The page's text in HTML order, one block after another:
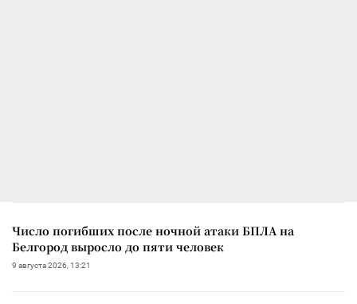
Число погибших после ночной атаки БПЛА на
Белгород выросло до пяти человек
9 августа 2026, 13:21